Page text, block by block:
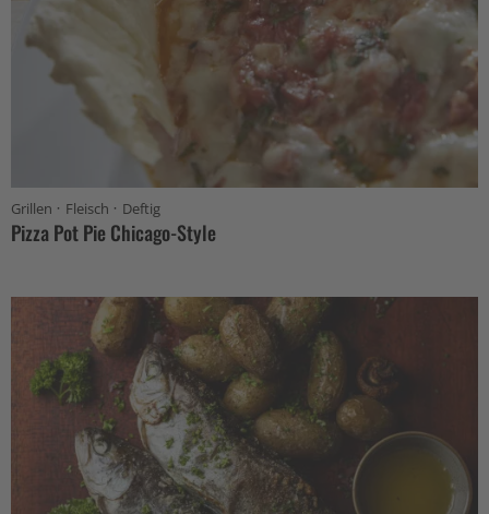
Grillen · Fleisch · Deftig
Pizza Pot Pie Chicago-Style